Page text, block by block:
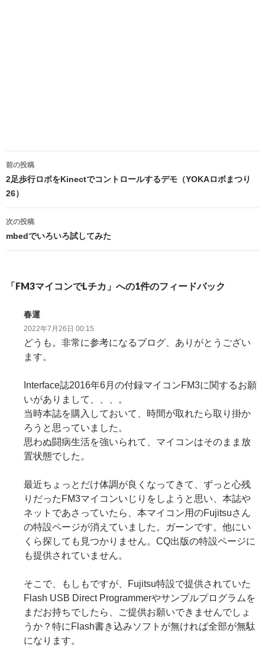
投
稿
ナ
ビ
ゲ
シ
前の投稿
2足歩行ロボをKinectでコントロールするデモ（YOKAロボまつり
26）
次の投稿
mbedでいろいろ試してみた
「FM3マイコンでLチカ」への1件のフィードバック
春運
2022年7月26日 00:15
どうも。非常に参考になるブログ、ありがとうござい
ます。
Interface誌2016年6月の付録マイコンFM3に関するお願
いがありまして、、、。
当時本誌を購入しておいて、時間が取れたら取り掛か
ろうと思っていました。
思わぬ闘病生活を強いられて、マイコンはそのまま放
置状態でした。
最近ちょっとだけ体調が良くなってきて、ずっと心残
りだったFM3マイコンいじりをしようと思い、本誌や
ネットであさっていたら、本マイコン用のFujitsuさん
の特設ページが消えていました。ガーンです。他にい
くら探しても見つかりません。CQ出版の特設ページに
も提供されていません。
そこで、もしもですが、Fujitsu特設で提供されていた
Flash USB Direct Programmerやサンプルプログラムを
まだお持ちでしたら、ご提供お願いできませんでしょ
うか？特にFlash書き込みソフトが無ければ全部が無駄
になります。